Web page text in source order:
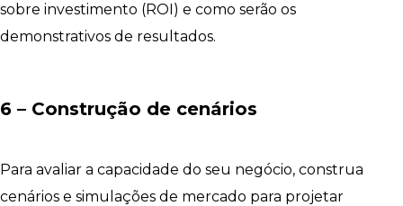
sobre investimento (ROI) e como serão os
demonstrativos de resultados.
6 – Construção de cenários
Para avaliar a capacidade do seu negócio, construa
cenários e simulações de mercado para projetar